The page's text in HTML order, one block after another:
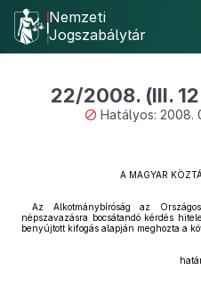
Nemzeti
Jogszabálytár
22/2008. (III.
Hatályos: 2008.
A MAGYAR
Az Alkotmánybíróság az
népszavazásra bocsátandó kérdés
benyújtott kifogás alapján meghozta a